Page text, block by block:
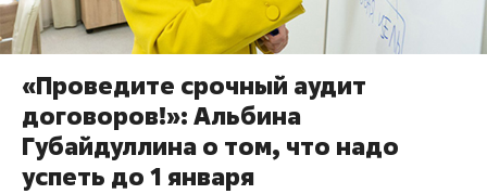
«Проведите срочный аудит
договоров!»: Альбина
Губайдуллина о том, что надо
успеть до 1 января